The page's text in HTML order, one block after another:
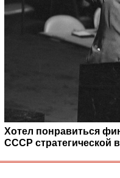
Хотел понравиться
СССР стратегической